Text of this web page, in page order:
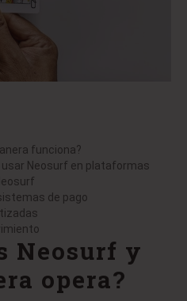
funciona?
Neosurf en plataformas
de pago
Neosurf y
opera?